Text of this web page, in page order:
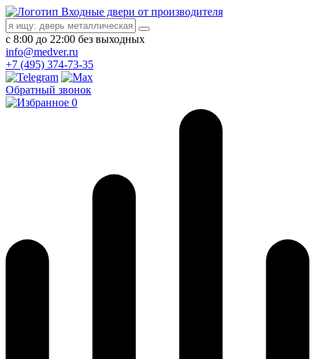
Входные двери от производителя
с 8:00 до 22:00 без выходных
info@medver.ru
+7 (495) 374-73-35
Обратный звонок
0